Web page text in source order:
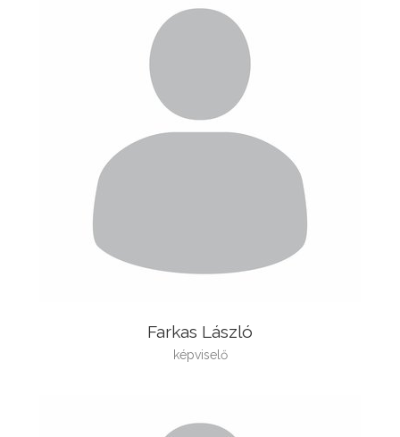
Farkas László
képviselő